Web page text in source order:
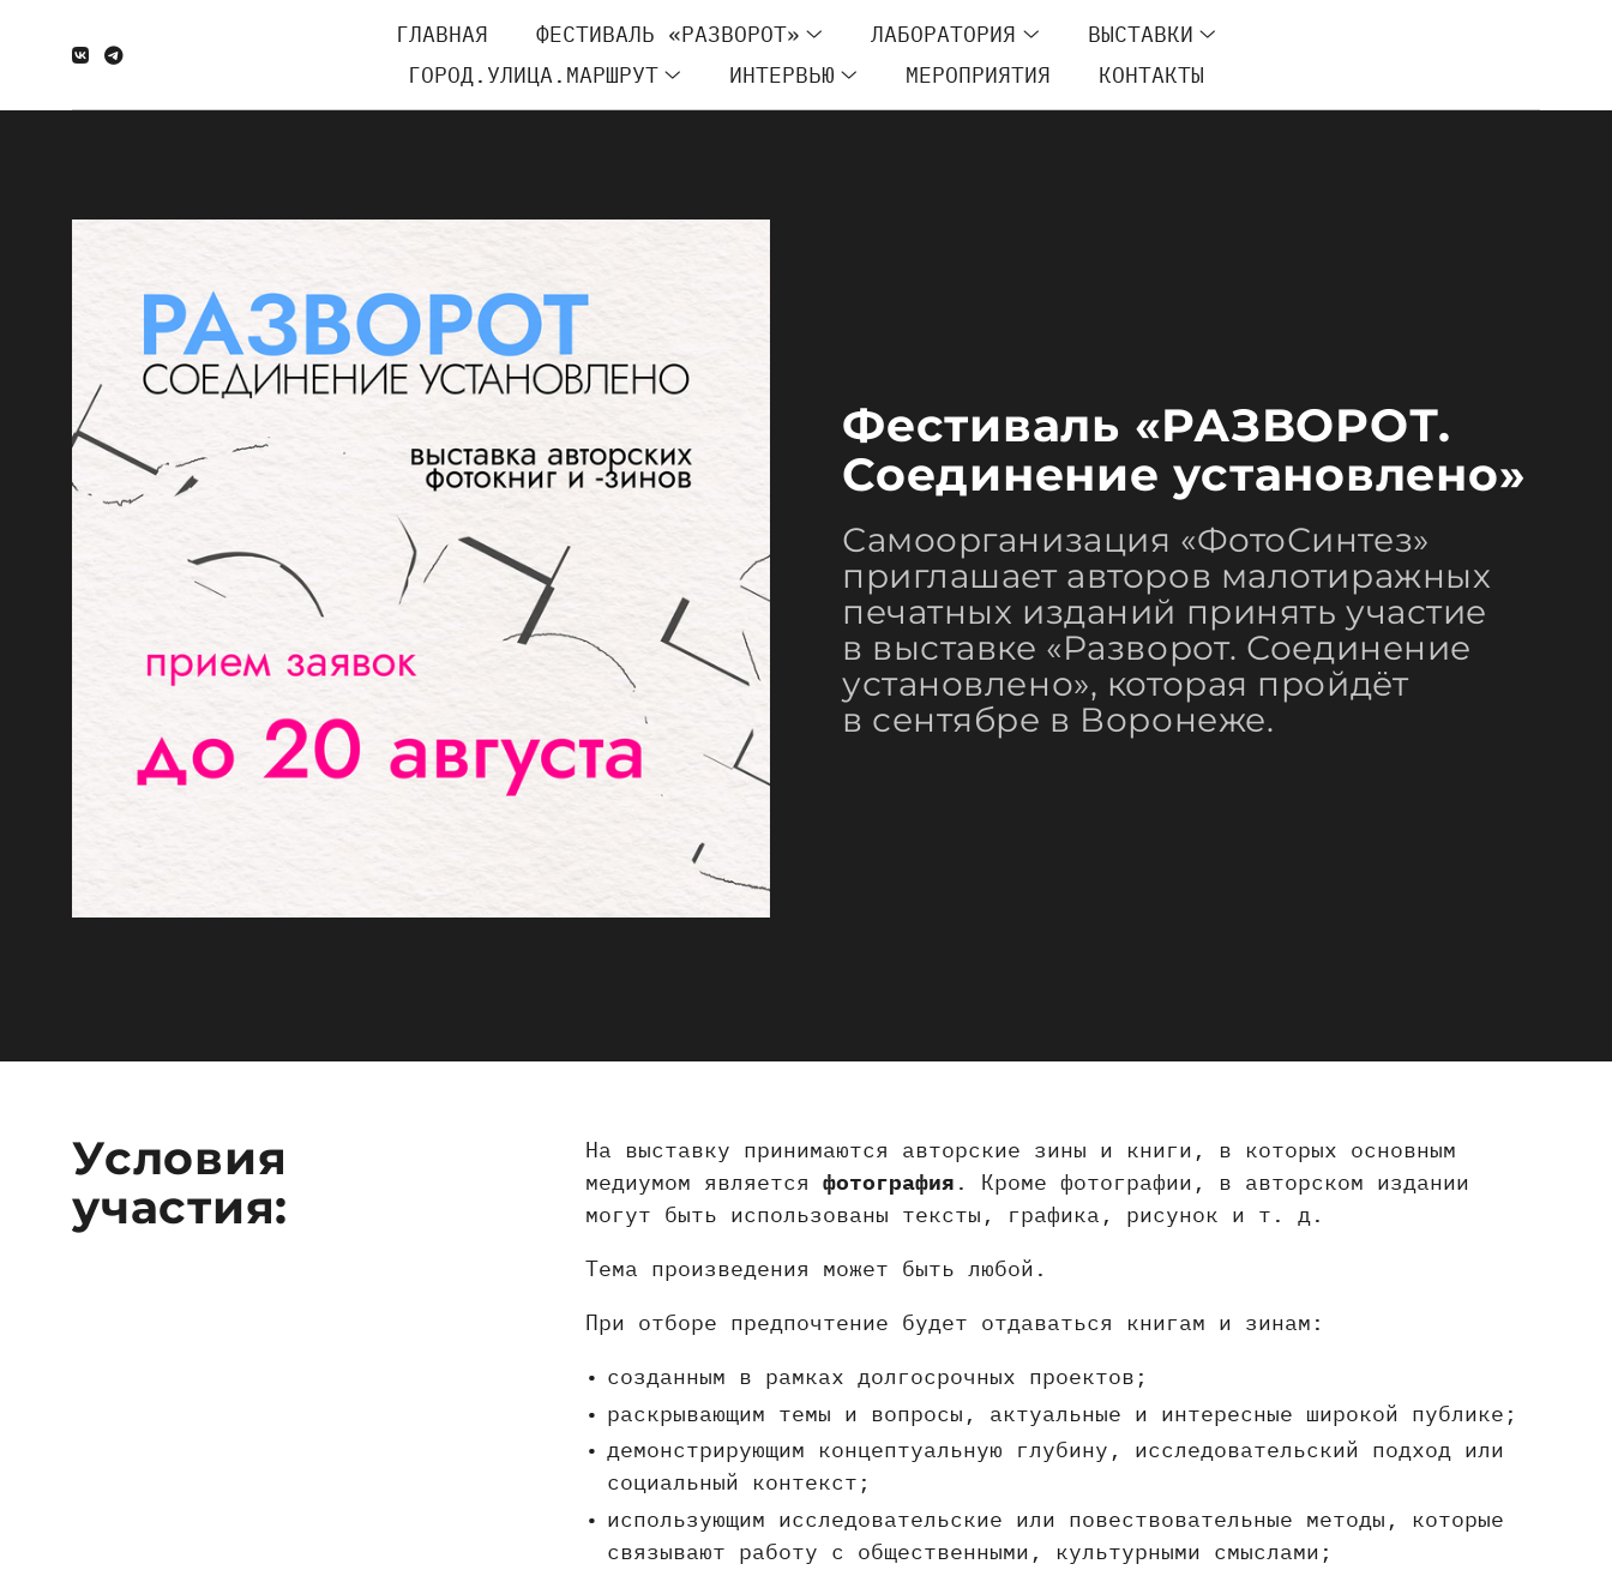
ГЛАВНАЯ ФЕСТИВАЛЬ «РАЗВОРОТ» ЛАБОРАТОРИЯ
ВЫСТАВКИ
ГОРОД.УЛИЦА.МАРШРУТ
ИНТЕРВЬЮ МЕРОПРИЯТИЯ КОНТАКТЫ
Фестиваль «РАЗВОРОТ.
Соединение установлено»
Самоорганизация «ФотоСинтез»
приглашает авторов ‌малотиражных
печатных изданий принять участие
в выставке «Разворот. Соединение
установлено», которая пройдёт
в сентябре в Воронеже.
Условия
участия:
На выставку принимаются авторские зины и книги, в которых основным
медиумом является фотография . Кроме фотографии, в авторском издании
могут быть использованы тексты, графика, рисунок и т. д.
Тема произведения может быть любой.
При отборе предпочтение будет отдаваться книгам и зинам:
созданным в рамках долгосрочных проектов;
раскрывающим темы и вопросы, актуальные и интересные широкой публике;
демонстрирующим концептуальную глубину, исследовательский подход или
социальный контекст;
использующим исследовательские или повествовательные методы, которые
связывают работу с общественными, культурными смыслами;